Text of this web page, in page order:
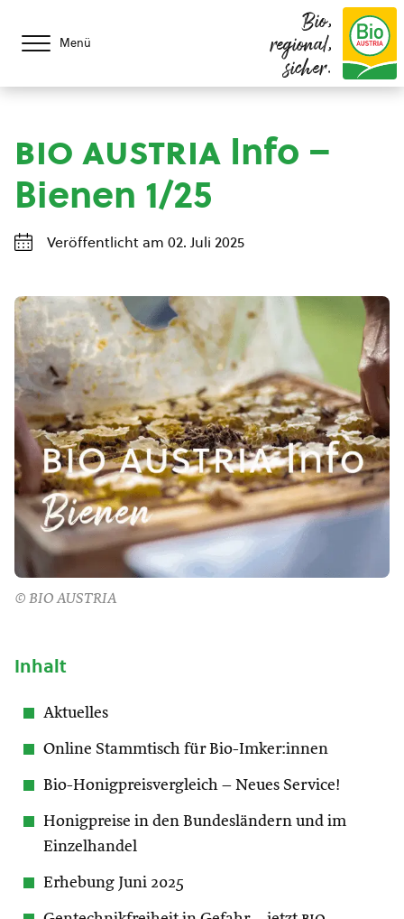
Menü
Bio,
regional,
sicher.
bio austria Info –
Bienen 1/25
Veröffentlicht am 02. Juli 2025
© BIO AUSTRIA
Inhalt
Aktuelles
Online Stammtisch für Bio-Imker:innen
Bio-Honigpreisvergleich – Neues Service!
Honigpreise in den Bundesländern und im
Einzelhandel
Erhebung Juni 2025